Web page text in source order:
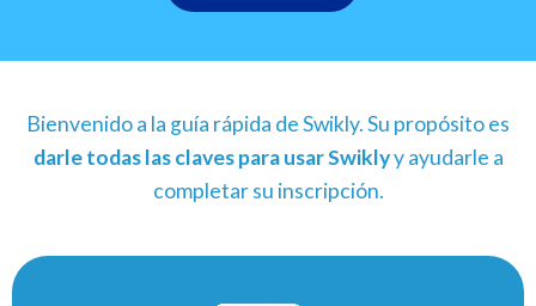
Bienvenido a la guía rápida de Swikly. Su propósito es
darle todas las claves para usar Swiklyy ayudarle a
completar su inscripción.